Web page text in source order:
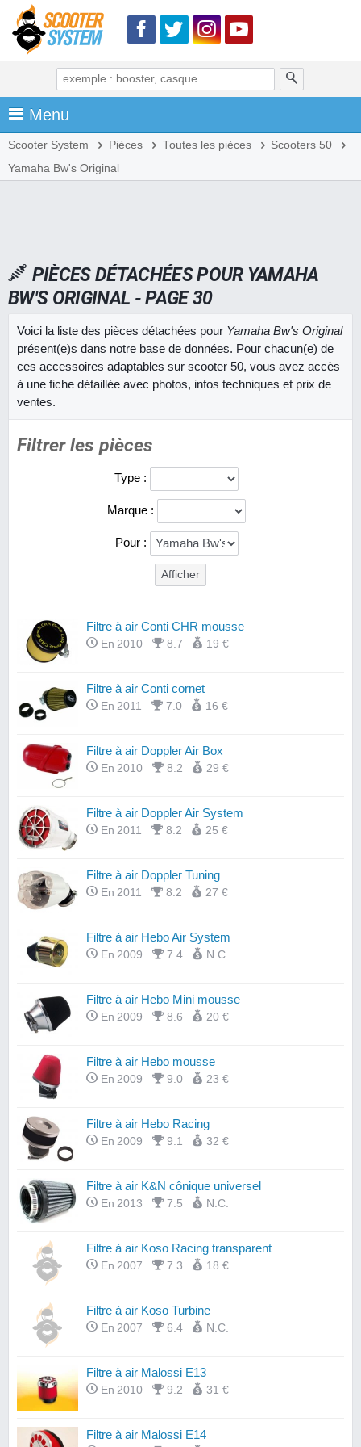
Menu
Scooter System Pièces Toutes les pièces
Scooters 50
Yamaha Bw's Original
PIÈCES DÉTACHÉES POUR YAMAHA
BW'S ORIGINAL - PAGE 30
Voici la liste des pièces détachées pour Yamaha Bw's Original
présent(e)s dans notre base de données. Pour chacun(e) de
ces accessoires adaptables sur scooter 50, vous avez accès
à une fiche détaillée avec photos, infos techniques et prix de
ventes.
Filtrer les pièces
Type :
Marque :
Pour :
Filtre à air Conti CHR mousse
En 2010 8.7 19 €
Filtre à air Conti cornet
En 2011 7.0 16 €
Filtre à air Doppler Air Box
En 2010 8.2 29 €
Filtre à air Doppler Air System
En 2011 8.2 25 €
Filtre à air Doppler Tuning
En 2011 8.2 27 €
Filtre à air Hebo Air System
En 2009 7.4 N.C.
Filtre à air Hebo Mini mousse
En 2009 8.6 20 €
Filtre à air Hebo mousse
En 2009 9.0 23 €
Filtre à air Hebo Racing
En 2009 9.1 32 €
Filtre à air K&N cônique universel
En 2013 7.5 N.C.
Filtre à air Koso Racing transparent
En 2007 7.3 18 €
Filtre à air Koso Turbine
En 2007 6.4 N.C.
Filtre à air Malossi E13
En 2010 9.2 31 €
Filtre à air Malossi E14